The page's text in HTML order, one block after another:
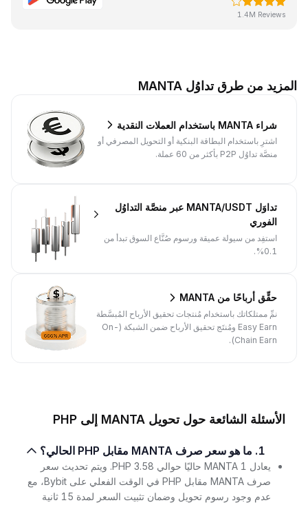
1.4M Reviews
المزيد من طرق تداوُل MANTA
شراء MANTA باستخدام العملات النقدية
اشترِ باستخدام البطاقة البنكية أو التحويل المصرفي أو
منصَّة تداوُل P2P بأكثر من 60 عملة.
تداوَل MANTA/USDT عبر منصَّة التداوُل
الفوري
استفِد من سيولة عميقة ورسوم صُنَّاع السوق تبدأ من
0.1%.
حقِّق أرباحًا من MANTA
نمِّ ممتلكاتك باستخدام مُنتجات تحقيق الأرباح المُبسَّطة
Easy Earn ومُنتَج تحقيق الأرباح ضمن الشبكة (On-
Chain Earn).
الأسئلة الشائعة حول تحويل MANTA إلى PHP
1. ما هو سعر صرف MANTA مقابل PHP الحالي؟
يعادل 1 MANTA حاليًا حوالي 3.58 PHP. ويتم تحديث سعر
صرف MANTA مقابل PHP في الوقت الفعلي على Bybit، مع
عدم وجود رسوم تحويل وضمان تثبيت السعر لمدة 15 ثانية